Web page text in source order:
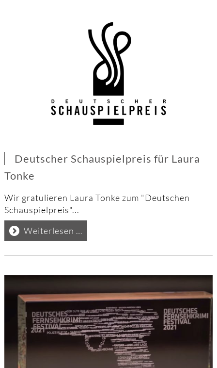
Deutscher Schauspielpreis für Laura
Tonke
Wir gratulieren Laura Tonke zum "Deutschen
Schauspielpreis"...
Weiterlesen …
Schauspielpreis
für
Tonke